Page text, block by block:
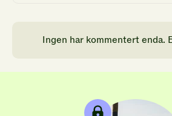
Ingen har kommentert enda.